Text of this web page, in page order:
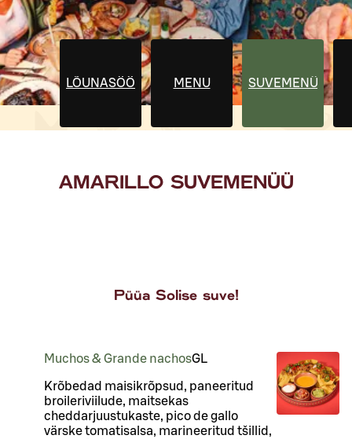
LÕUNASÖÖK MENU SUVEMENÜÜ
AMARILLO SUVEMENÜÜ
Püüa Solise suve!
Muchos & Grande nachosGL
Krõbedad maisikrõpsud, paneeritud
broileriviilude, maitsekas
cheddarjuustukaste, pico de gallo
värske tomatisalsa, marineeritud tšillid,